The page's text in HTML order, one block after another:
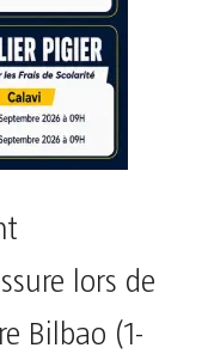
lors de
Bilbao (1-